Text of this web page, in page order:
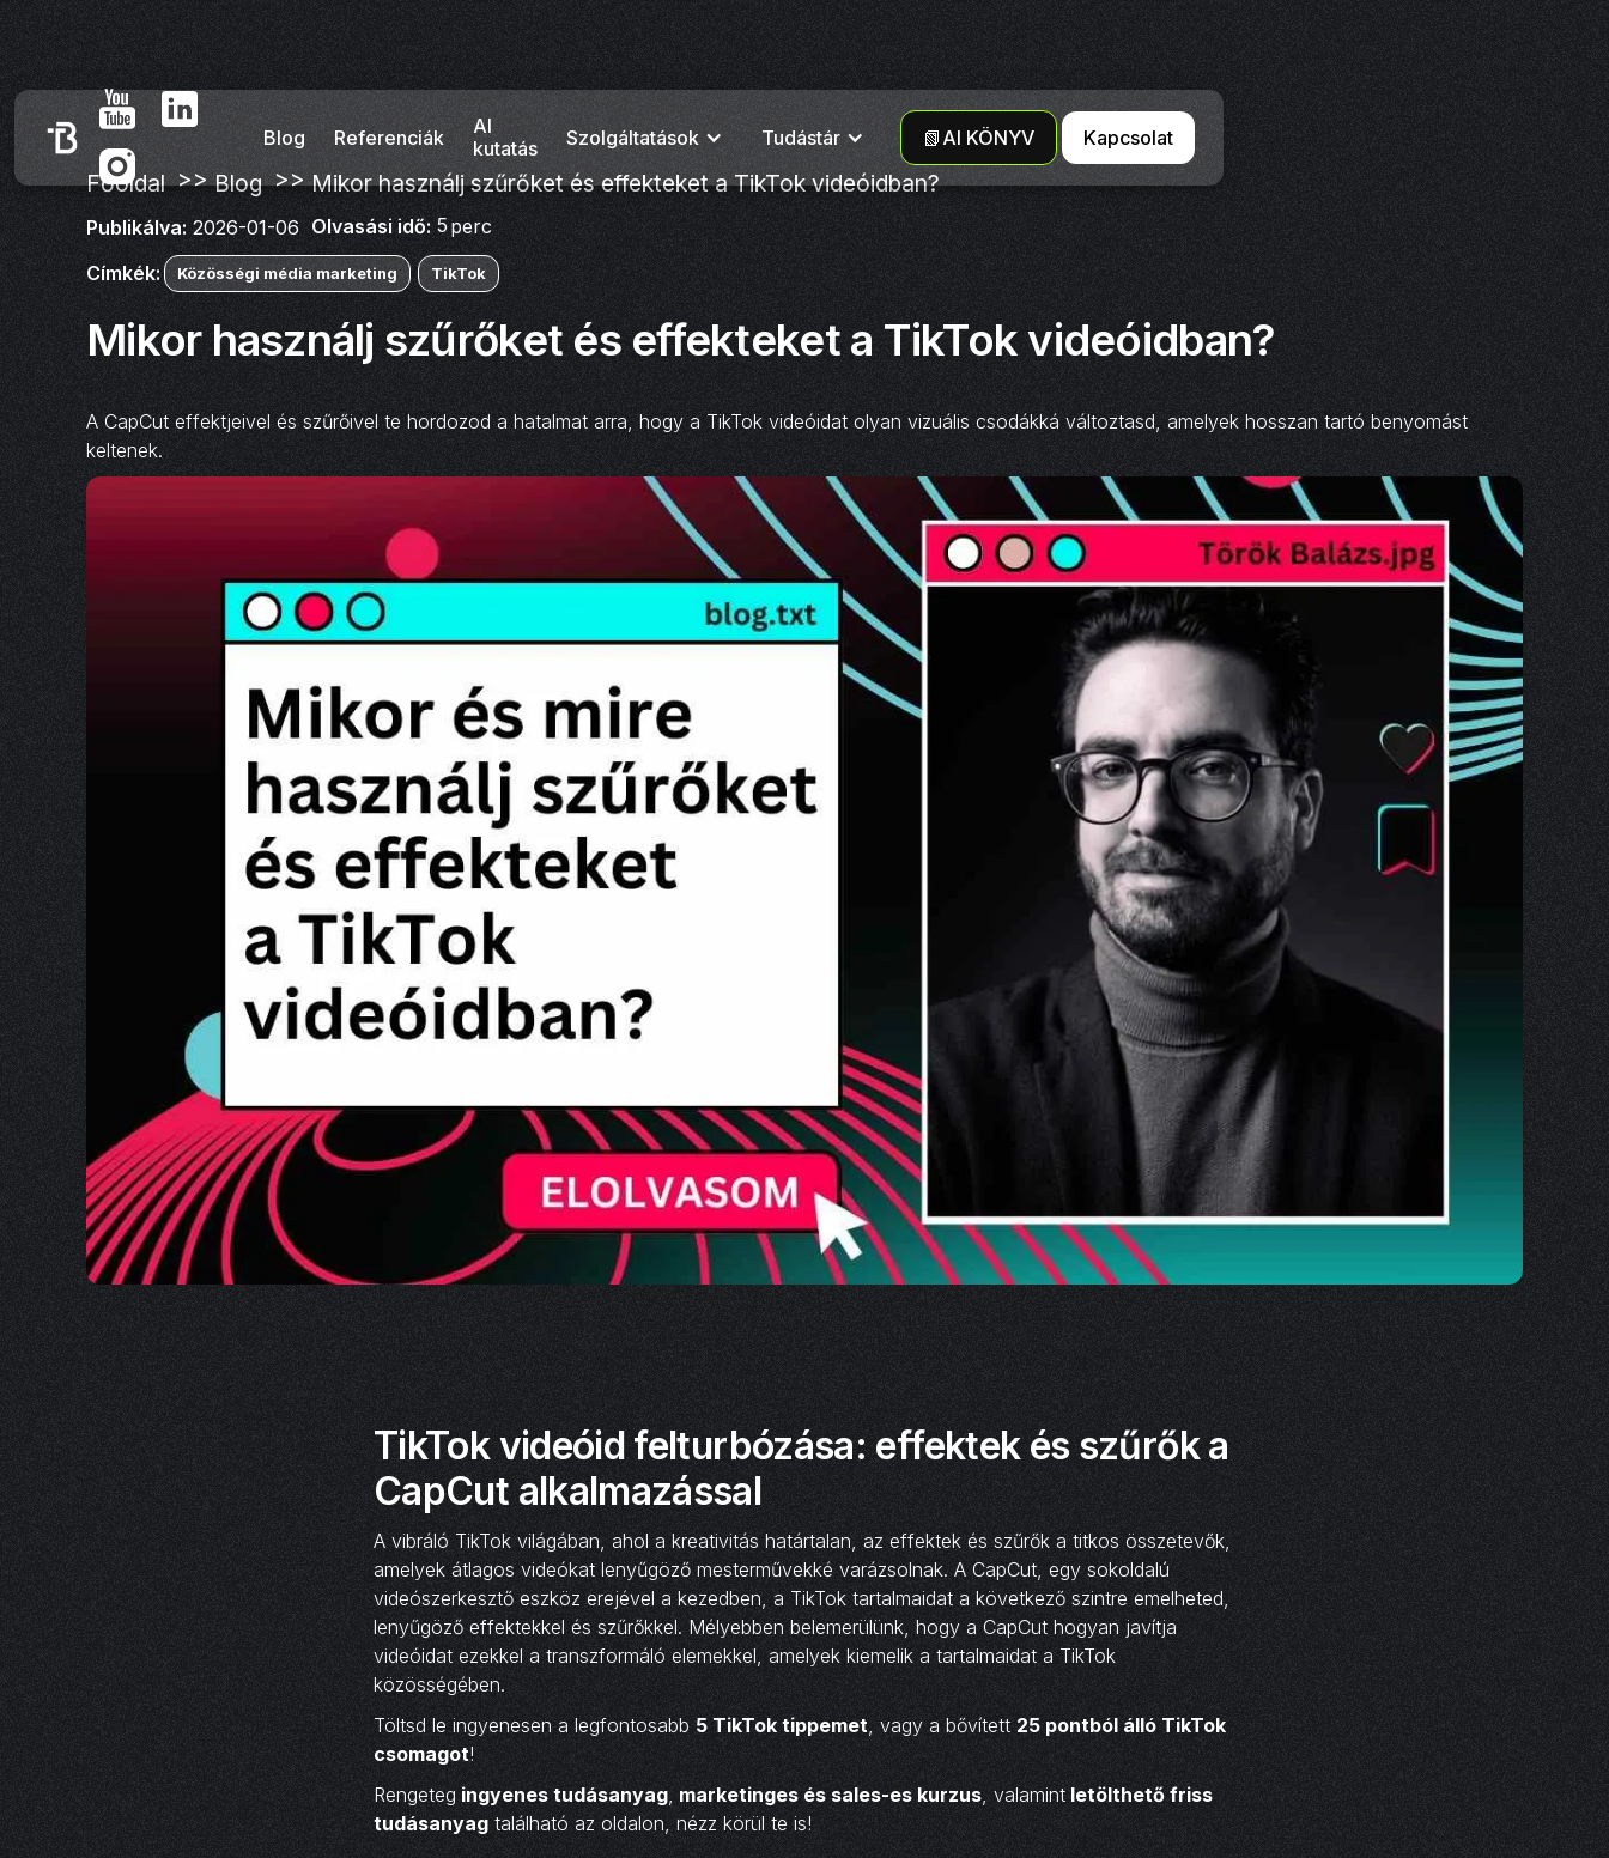
Blog Referenciák
AI
kutatás
Szolgáltatások Tudástár 📗AI KÖNYV Kapcsolat
Főoldal >> Blog >> Mikor használj szűrőket és effekteket a TikTok videóidban?
Publikálva: 2026-01-06 Olvasási idő: 5perc
Címkék:
Közösségi média marketing TikTok
Mikor használj szűrőket és effekteket a TikTok videóidban?
A CapCut effektjeivel és szűrőivel te hordozod a hatalmat arra, hogy a TikTok videóidat olyan vizuális csodákká változtasd, amelyek hosszan tartó benyomást
keltenek.
TikTok videóid felturbózása: effektek és szűrők a
CapCut alkalmazással
A vibráló TikTok világában, ahol a kreativitás határtalan, az effektek és szűrők a titkos összetevők,
amelyek átlagos videókat lenyűgöző mesterművekké varázsolnak. A CapCut, egy sokoldalú
videószerkesztő eszköz erejével a kezedben, a TikTok tartalmaidat a következő szintre emelheted,
lenyűgöző effektekkel és szűrőkkel. Mélyebben belemerülünk, hogy a CapCut hogyan javítja
videóidat ezekkel a transzformáló elemekkel, amelyek kiemelik a tartalmaidat a TikTok
közösségében.
Töltsd le ingyenesen a legfontosabb 5 TikTok tippemet, vagy a bővített 25 pontból álló TikTok
csomagot!
Rengeteg ingyenes tudásanyag, marketinges és sales-es kurzus, valamint letölthető friss
tudásanyag található az oldalon, nézz körül te is!